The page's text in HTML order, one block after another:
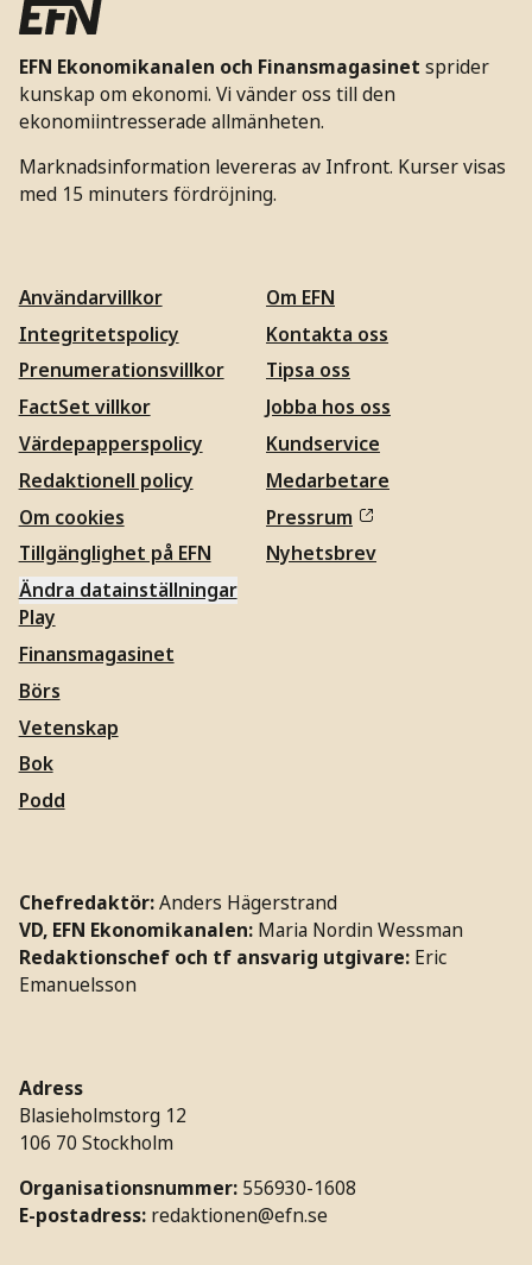
EFN Ekonomikanalen och Finansmagasinet sprider
kunskap om ekonomi. Vi vänder oss till den
ekonomiintresserade allmänheten.
Marknadsinformation levereras av Infront. Kurser visas
med 15 minuters fördröjning.
Användarvillkor
Integritetspolicy
Prenumerationsvillkor
FactSet villkor
Värdepapperspolicy
Redaktionell policy
Om cookies
Tillgänglighet på EFN
Ändra datainställningar
Om EFN
Kontakta oss
Tipsa oss
Jobba hos oss
Kundservice
Medarbetare
Pressrum
Nyhetsbrev
Play
Finansmagasinet
Börs
Vetenskap
Bok
Podd
Chefredaktör:Anders Hägerstrand
VD, EFN Ekonomikanalen: Maria Nordin Wessman
Redaktionschef och tf ansvarig utgivare: Eric
Emanuelsson
Adress
Blasieholmstorg 12
106 70 Stockholm
Organisationsnummer: 556930-1608
E-postadress: redaktionen@efn.se